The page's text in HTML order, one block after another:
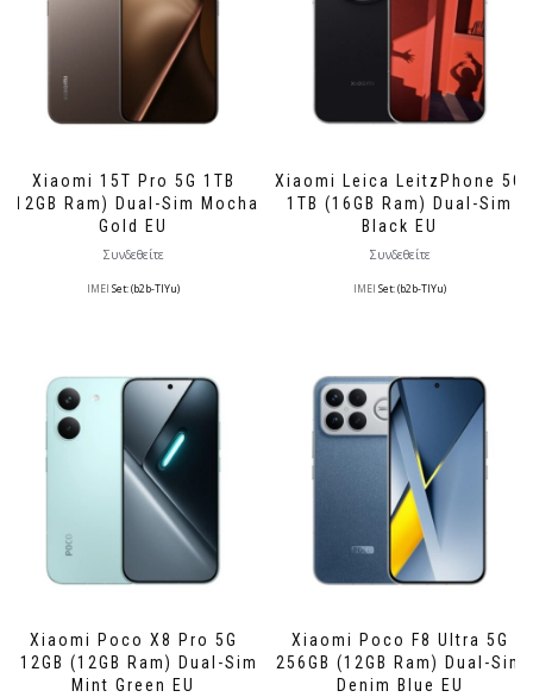
Xiaomi 15T Pro 5G 1TB
(12GB Ram) Dual-Sim Mocha
Gold EU
Συνδεθείτε
IMEI Set: (b2b-TlYu)
Xiaomi Leica LeitzPhone 5G
1TB (16GB Ram) Dual-Sim
Black EU
Συνδεθείτε
IMEI Set: (b2b-TlYu)
Xiaomi Poco X8 Pro 5G
512GB (12GB Ram) Dual-Sim
Mint Green EU
Xiaomi Poco F8 Ultra 5G
256GB (12GB Ram) Dual-Sim
Denim Blue EU